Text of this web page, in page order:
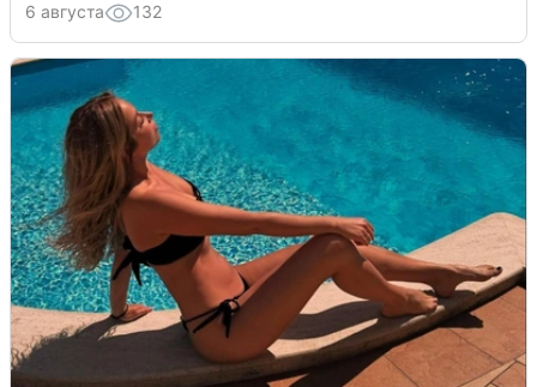
6 августа 132